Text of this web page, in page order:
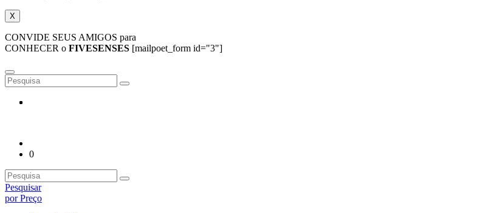
X
CONVIDE SEUS AMIGOS para
CONHECER o FIVESENSES [mailpoet_form id="3"]
0
Pesquisar
por Preço